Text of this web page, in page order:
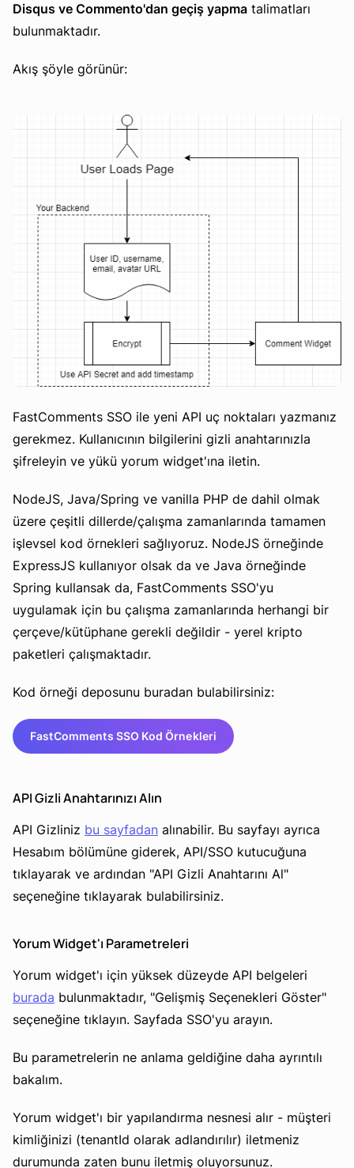
Disqus ve Commento'dan geçiş yapma talimatları
bulunmaktadır.
Akış şöyle görünür:
FastComments SSO ile yeni API uç noktaları yazmanız
gerekmez. Kullanıcının bilgilerini gizli anahtarınızla
şifreleyin ve yükü yorum widget'ına iletin.
NodeJS, Java/Spring ve vanilla PHP de dahil olmak
üzere çeşitli dillerde/çalışma zamanlarında tamamen
işlevsel kod örnekleri sağlıyoruz. NodeJS örneğinde
ExpressJS kullanıyor olsak da ve Java örneğinde
Spring kullansak da, FastComments SSO'yu
uygulamak için bu çalışma zamanlarında herhangi bir
çerçeve/kütüphane gerekli değildir - yerel kripto
paketleri çalışmaktadır.
Kod örneği deposunu buradan bulabilirsiniz:
FastComments SSO Kod Örnekleri
API Gizli Anahtarınızı Alın
API Gizliniz bu sayfadan alınabilir. Bu sayfayı ayrıca
Hesabım bölümüne giderek, API/SSO kutucuğuna
tıklayarak ve ardından "API Gizli Anahtarını Al"
seçeneğine tıklayarak bulabilirsiniz.
Yorum Widget'ı Parametreleri
Yorum widget'ı için yüksek düzeyde API belgeleri
burada bulunmaktadır, "Gelişmiş Seçenekleri Göster"
seçeneğine tıklayın. Sayfada SSO'yu arayın.
Bu parametrelerin ne anlama geldiğine daha ayrıntılı
bakalım.
Yorum widget'ı bir yapılandırma nesnesi alır - müşteri
kimliğinizi (tenantId olarak adlandırılır) iletmeniz
durumunda zaten bunu iletmiş oluyorsunuz.